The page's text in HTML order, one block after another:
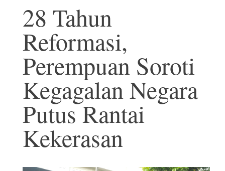
28 Tahun
Reformasi,
Perempuan Soroti
Kegagalan Negara
Putus Rantai
Kekerasan